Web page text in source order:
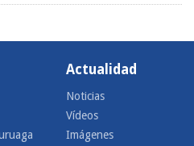
Actualidad
Noticias
Vídeos
Imágenes